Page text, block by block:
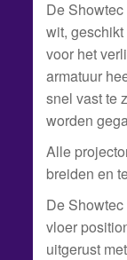
De
wit,
voor het
armatuur
snel vast te
worden
Alle
breiden en
De
vloer
uitgerust